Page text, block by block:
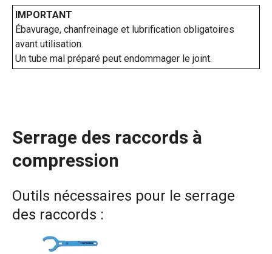
IMPORTANT
Ébavurage, chanfreinage et lubrification obligatoires
avant utilisation.
Un tube mal préparé peut endommager le joint.
Serrage des raccords à
compression
Outils nécessaires pour le serrage
des raccords :